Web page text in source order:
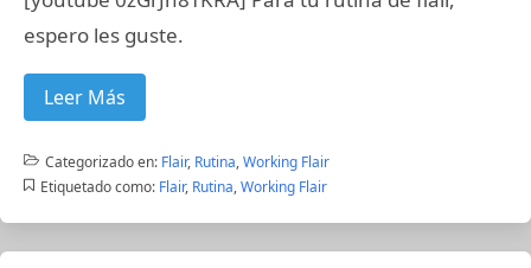
espero les guste.
Leer Más
Categorizado en: Flair, Rutina,Working Flair
Etiquetado como: Flair, Rutina,Working Flair